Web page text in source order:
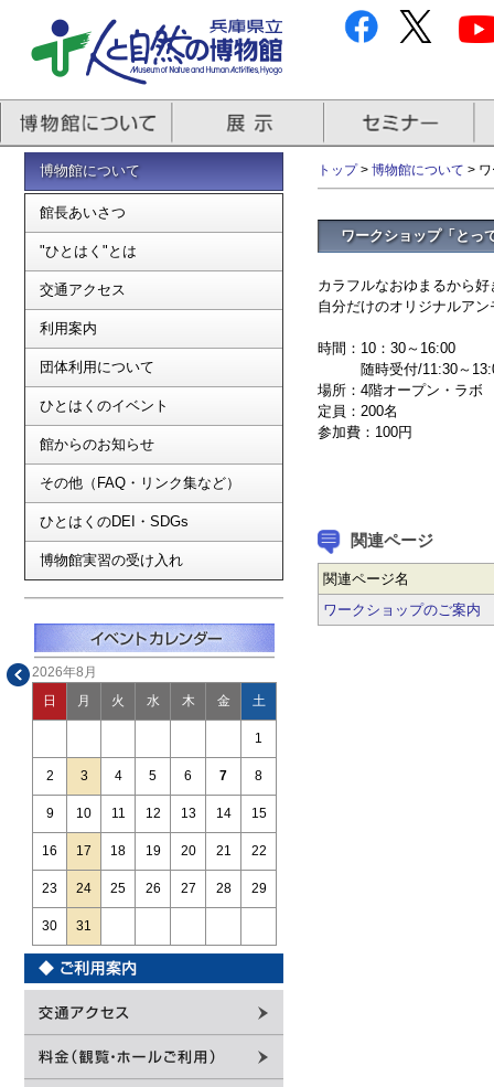
博物館について
館長あいさつ
"ひとはく"とは
交通アクセス
利用案内
団体利用について
ひとはくのイベント
館からのお知らせ
その他（FAQ・リンク集など）
ひとはくのDEI・SDGs
博物館実習の受け入れ
2026年8月
日 月 火 水 木 金 土
1
2 3 4 5 6 7 8
9 10 11 12 13 14 15
16 17 18 19 20 21 22
23 24 25 26 27 28 29
30 31
トップ> 博物館について >
ワークショップ「とっ
カラフルなおゆまるから
自分だけのオリジナルア
時間：10：30～16:00
随時受付/11:30～
場所：4階オープン・ラボ
定員：200名
参加費：100円
関連ページ
関連ページ名
ワークショップのご案内